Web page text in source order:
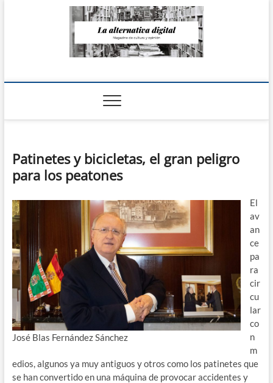
La Alternativa
Patinetes y bicicletas, el gran peligro
para los peatones
José Blas Fernández Sánchez
El
av
an
ce
pa
ra
cir
cu
lar
co
n
m
edios, algunos ya muy antiguos y otros como los patinetes que
se han convertido en una máquina de provocar accidentes y